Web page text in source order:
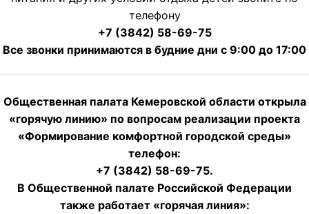
телефону
+7 (3842) 58-69-75
Все звонки принимаются в будние дни с 9:00 до 17:00
Общественная палата Кемеровской области открыла
«горячую линию» по вопросам реализации проекта
«Формирование комфортной городской среды»
телефон:
+7 (3842) 58-69-75.
В Общественной палате Российской Федерации
также работает «горячая линия»: